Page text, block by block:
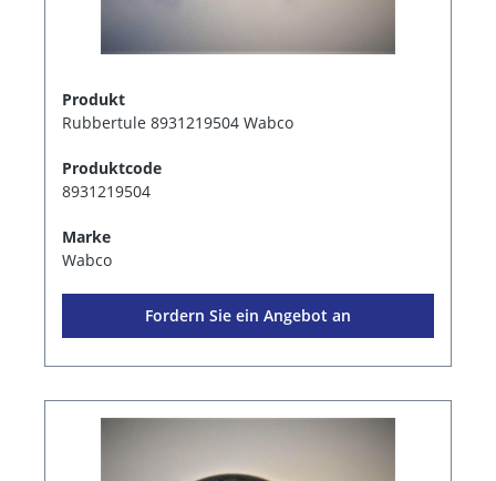
Produkt
Rubbertule 8931219504 Wabco
Produktcode
8931219504
Marke
Wabco
Fordern Sie ein Angebot an